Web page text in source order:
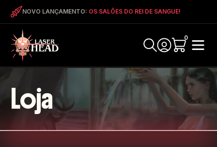
NOVO LANÇAMENTO: OS SALÕES DO REI DE SANGUE!
0
Loja